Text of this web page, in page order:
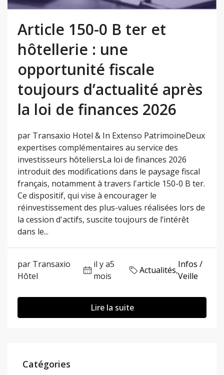
Article 150-0 B ter et
hôtellerie : une
opportunité fiscale
toujours d’actualité après
la loi de finances 2026
par Transaxio Hotel & In Extenso PatrimoineDeux
expertises complémentaires au service des
investisseurs hôteliersLa loi de finances 2026
introduit des modifications dans le paysage fiscal
français, notamment à travers l'article 150-0 B ter.
Ce dispositif, qui vise à encourager le
réinvestissement des plus-values réalisées lors de
la cession d'actifs, suscite toujours de l’intérêt
dans le...
par Transaxio
Hôtel
il y a5
mois
Actualités,
Infos /
Veille
Lire la suite
Catégories